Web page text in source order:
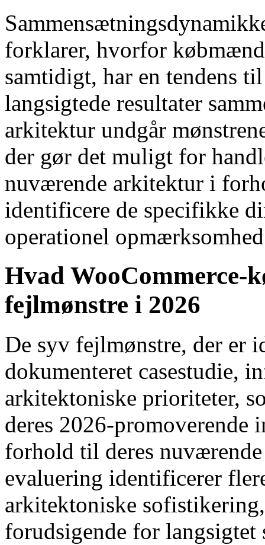
forklarer, hvorfor
samtidigt, har en tendens
langsigtede resultater
arkitektur undgår
der gør det muligt for
nuværende arkitektur i
identificere de specifikke
operationel
Hvad WooCommerce-
fejlmønstre i 2026
De syv fejlmønstre, der er
dokumenteret casestudie,
arkitektoniske prioriteter,
deres 2026-promoverende
forhold til deres
evaluering identificerer
arkitektoniske
forudsigende for langsigtet